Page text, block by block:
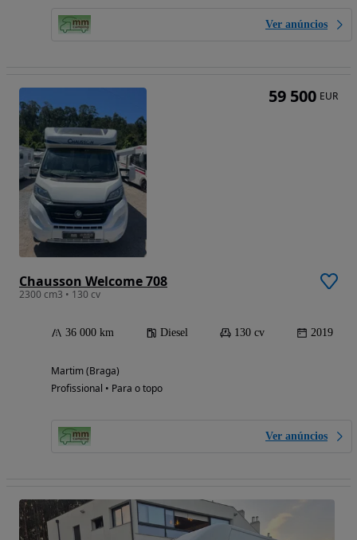
Ver anúncios
Chausson Welcome 708
2300 cm3 • 130 cv
36 000 km Diesel 130 cv 2019
Martim (Braga)
Profissional • Para o topo
Ver anúncios
59 500 EUR